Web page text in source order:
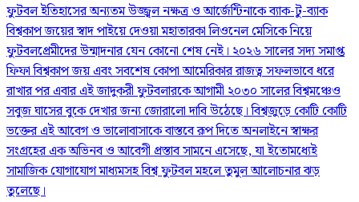
ফুটবল ইতিহাসের অন্যতম উজ্জ্বল নক্ষত্র ও আর্জেন্টিনাকে ব্যাক-টু-ব্যাক
বিশ্বকাপ জয়ের স্বাদ পাইয়ে দেওয়া মহাতারকা লিওনেল মেসিকে নিয়ে
ফুটবলপ্রেমীদের উন্মাদনার যেন কোনো শেষ নেই। ২০২৬ সালের সদ্য সমাপ্ত
ফিফা বিশ্বকাপ জয় এবং সবশেষ কোপা আমেরিকার রাজত্ব সফলভাবে ধরে
রাখার পর এবার এই জাদুকরী ফুটবলারকে আগামী ২০৩০ সালের বিশ্বমঞ্চেও
সবুজ ঘাসের বুকে দেখার জন্য জোরালো দাবি উঠেছে। বিশ্বজুড়ে কোটি কোটি
ভক্তের এই আবেগ ও ভালোবাসাকে বাস্তবে রূপ দিতে অনলাইনে স্বাক্ষর
সংগ্রহের এক অভিনব ও আবেগী প্রস্তাব সামনে এসেছে, যা ইতোমধ্যেই
সামাজিক যোগাযোগ মাধ্যমসহ বিশ্ব ফুটবল মহলে তুমুল আলোচনার ঝড়
তুলেছে।